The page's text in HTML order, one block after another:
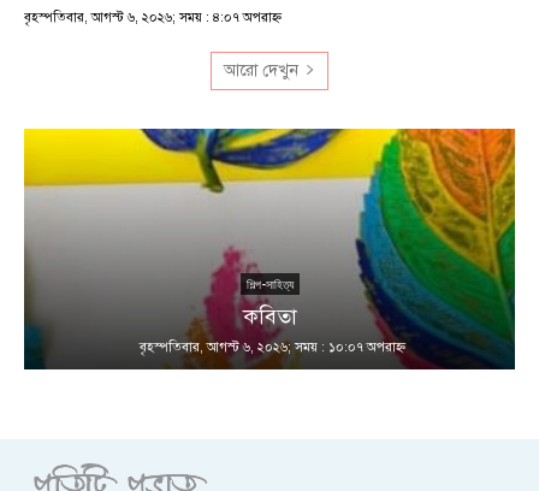
বৃহস্পতিবার, আগস্ট ৬, ২০২৬; সময় : ৪:০৭ অপরাহ্ণ
আরো দেখুন
শিল্প-সাহিত্য
কবিতা
বৃহস্পতিবার, আগস্ট ৬, ২০২৬; সময় : ১০:০৭ অপরাহ্ণ